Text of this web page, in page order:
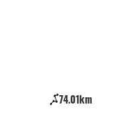
74.01km